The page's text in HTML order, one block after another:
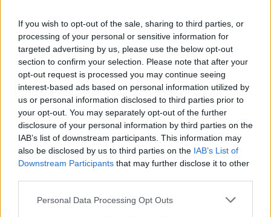
If you wish to opt-out of the sale, sharing to third parties, or
processing of your personal or sensitive information for
targeted advertising by us, please use the below opt-out
section to confirm your selection. Please note that after your
opt-out request is processed you may continue seeing
interest-based ads based on personal information utilized by
us or personal information disclosed to third parties prior to
your opt-out. You may separately opt-out of the further
disclosure of your personal information by third parties on the
IAB’s list of downstream participants. This information may
also be disclosed by us to third parties on the IAB’s List of
Downstream Participants that may further disclose it to other
Please note that this website/app uses one or more Google
Personal Data Processing Opt Outs
Continua a leggere
GAMING NEWS